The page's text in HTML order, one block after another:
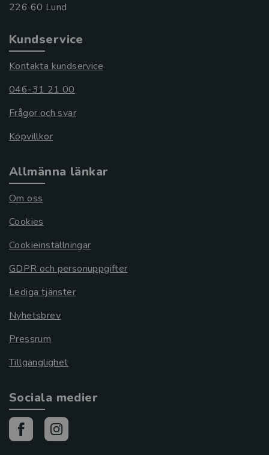
Kundservice
Kontakta kundservice
046-31 21 00
Frågor och svar
Köpvillkor
Allmänna länkar
Om oss
Cookies
Cookieinställningar
GDPR och personuppgifter
Lediga tjänster
Nyhetsbrev
Pressrum
Tillgänglighet
Sociala medier